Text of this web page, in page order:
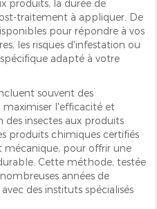
produits, la durée de
traitement à appliquer. De
pour répondre à vos
les risques d'infestation ou
adapté à votre
souvent des
l'efficacité et
des insectes aux produits
produits chimiques certifiés
pour offrir une
Cette méthode, testée
années de
des instituts spécialisés